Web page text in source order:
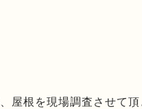
屋根を現場調査させて